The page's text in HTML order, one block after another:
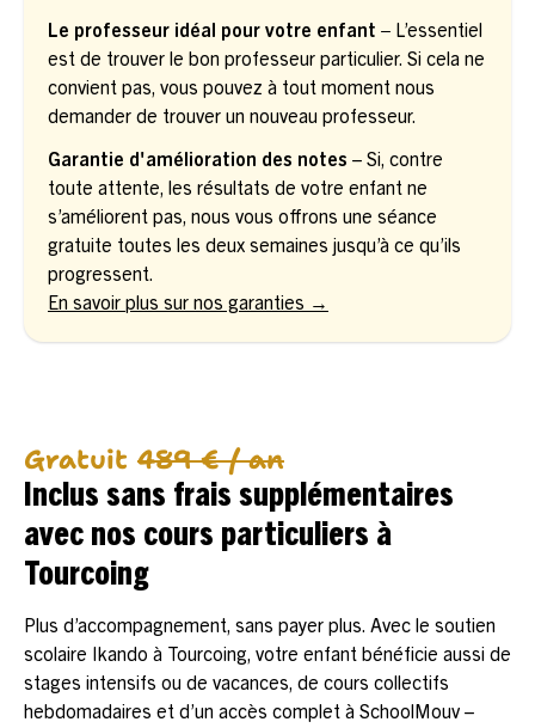
Le professeur idéal pour votre enfant – L’essentiel
est de trouver le bon professeur particulier. Si cela ne
convient pas, vous pouvez à tout moment nous
demander de trouver un nouveau professeur.
Garantie d'amélioration des notes – Si, contre
toute attente, les résultats de votre enfant ne
s’améliorent pas, nous vous offrons une séance
gratuite toutes les deux semaines jusqu’à ce qu’ils
progressent.
En savoir plus sur nos garanties →
Gratuit 489 € / an
Inclus sans frais supplémentaires
avec nos cours particuliers à
Tourcoing
Plus d’accompagnement, sans payer plus. Avec le soutien
scolaire Ikando à Tourcoing, votre enfant bénéficie aussi de
stages intensifs ou de vacances, de cours collectifs
hebdomadaires et d’un accès complet à SchoolMouv –